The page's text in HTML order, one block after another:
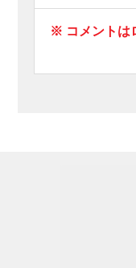
※ コメントは